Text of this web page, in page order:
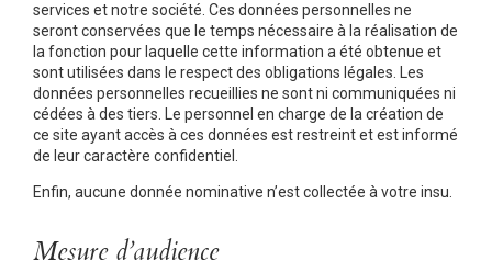
services et notre société. Ces données personnelles ne
seront conservées que le temps nécessaire à la réalisation de
la fonction pour laquelle cette information a été obtenue et
sont utilisées dans le respect des obligations légales. Les
données personnelles recueillies ne sont ni communiquées ni
cédées à des tiers. Le personnel en charge de la création de
ce site ayant accès à ces données est restreint et est informé
de leur caractère confidentiel.
Enfin, aucune donnée nominative n’est collectée à votre insu.
Mesure d’audience